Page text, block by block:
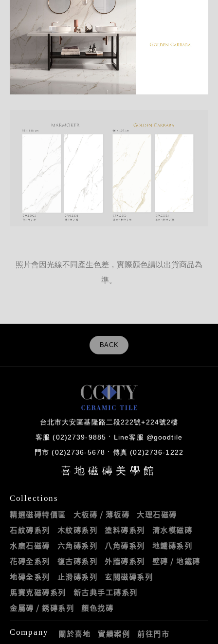
紹
照片會因光線不同產生色差，實際顏色請以出貨商品為
準。
BACK
台北市大安區基隆路二段222號+224號2樓
客服 (02)2739-9885 Line客服 @goodtile
門市 (02)2736-5678 傳真 (02)2736-1222
喜地磁磚美學館
Collections
精選磁磚特價區 大板磚 / 薄板磚
大理石磁磚
石紋磚系列
木紋磚系列 塗料磚系列
清水模磁磚
水磨石磁磚
六角磚系列 八角磚系列
地鐵磚系列
花磚全系列
復古磚系列 外牆磚系列
壁磚 / 地鐵磚
地磚全系列
止滑磚系列
玄關磁磚系列
馬賽克磁磚系列
新古典手工磚系列
金屬磚 / 銹磚系列
顏色找磚
Company 關於喜地 實績案例 前往門市